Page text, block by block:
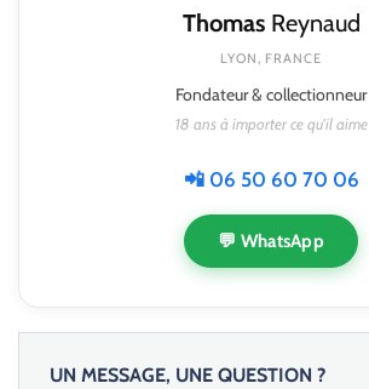
ThomasReynaud
LYON, FRANCE
Fondateur & collectionneur
18 ans à importer ce qu'il aime
📲 06 50 60 70 06
💬 WhatsApp
UN MESSAGE, UNE QUESTION ?